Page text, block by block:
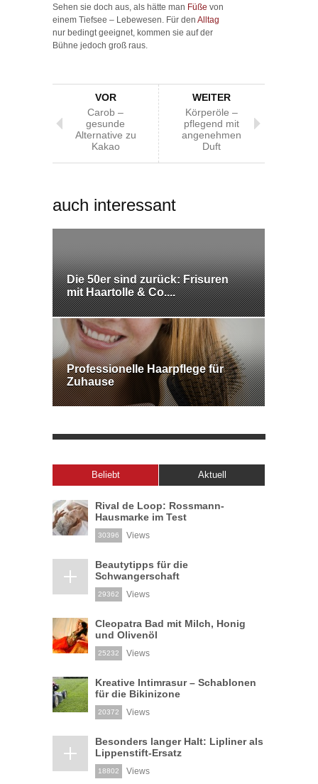
Sehen sie doch aus, als hätte man Füße von
einem Tiefsee – Lebewesen. Für den Alltag
nur bedingt geeignet, kommen sie auf der
Bühne jedoch groß raus.
VOR
Carob –
gesunde
Alternative zu
Kakao
WEITER
Körperöle –
pflegend mit
angenehmen
Duft
auch interessant
Die 50er sind zurück: Frisuren
mit Haartolle & Co....
Professionelle Haarpflege für
Zuhause
Beliebt Aktuell
Rival de Loop: Rossmann-
Hausmarke im Test
30396 Views
Beautytipps für die
Schwangerschaft
29362 Views
Cleopatra Bad mit Milch, Honig
und Olivenöl
25232 Views
Kreative Intimrasur – Schablonen
für die Bikinizone
20372 Views
Besonders langer Halt: Lipliner als
Lippenstift-Ersatz
18802 Views